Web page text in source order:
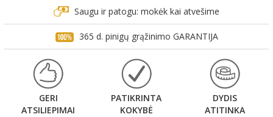
Saugu ir patogu: mokėk kai atvešime
365 d. pinigų grąžinimo GARANTIJA
GERI
ATSILIEPIMAI
PATIKRINTA
KOKYBĖ
DYDIS
ATITINKA